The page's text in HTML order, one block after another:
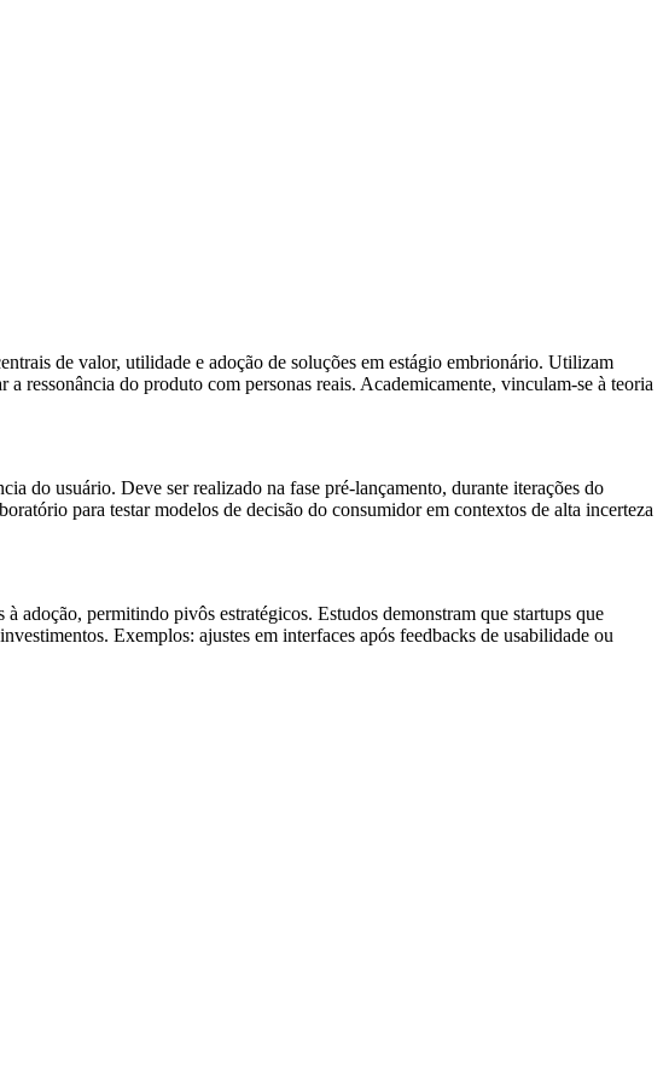
de valor, utilidade e adoção de soluções em estágio embrionário. Utilizam
ressonância do produto com personas reais. Academicamente, vinculam-se à teoria
do usuário. Deve ser realizado na fase pré-lançamento, durante iterações do
para testar modelos de decisão do consumidor em contextos de alta incerteza
permitindo pivôs estratégicos. Estudos demonstram que startups que
Exemplos: ajustes em interfaces após feedbacks de usabilidade ou